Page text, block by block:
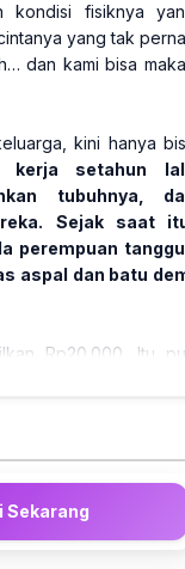
kondisi fisiknya
yang tak
dan kami bisa
kini hanya
kerja setahun
tubuhnya,
Sejak saat
perempuan
aspal dan batu
Rp20.000. Itu
“Saya nggak mau
Lututnya dipenuhi
masih ada
Sekarang